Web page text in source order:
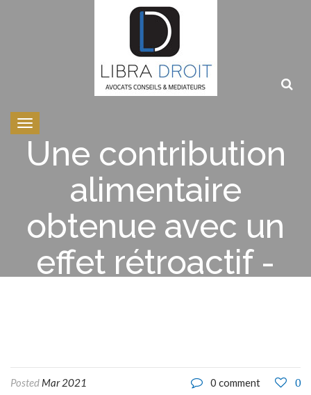
Toggle
navigation
Une contribution
alimentaire
obtenue avec un
effet rétroactif -
Posted Mar 2021 0 comment 0